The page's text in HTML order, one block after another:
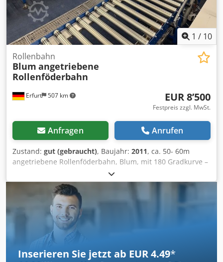
1 / 10
Erfurt 507 km
Rollenbahn
Blum angetriebene
Rollenföderbahn
EUR 8’500
Festpreis zzgl. MwSt.
Anfragen Anrufen
Zustand: gut (gebraucht), Baujahr: 2011, ca. 50- 60m
angetriebene Rollenföderbahn, Blum, mit 180 Gradkurve –
gebraucht - Preis ab Standort (netto): nur 8.500.-€,
demontiert, verpackt und verladen! Hersteller: Blum
Baujahr: 2011 Typ: Rollenbahn mit Antrieb
Rollendurchmesser ca. 5cm Rollenabstand: ca. 5cm
Rollenlänge: ca. 59cm Elementbreite ca. 61cm ca. 50 – 60m
(genaue Länge muss noch gemessen werden) 1x 180 Grad
Rollenbahnkurve Verkauf inkl. Füßen etc. Aktuelle Höhe ca.
Codpfszpf N Hox An Esha Standort: Raum Erfurt
Inserieren Sie jetzt ab EUR 4.49*